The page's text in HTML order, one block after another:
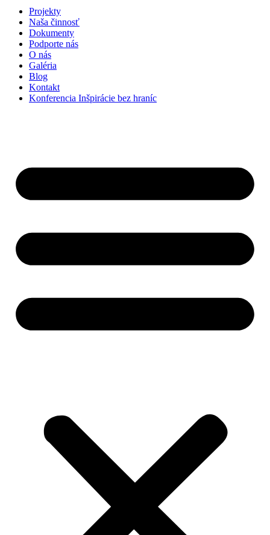
Projekty
Naša činnosť
Dokumenty
Podporte nás
O nás
Galéria
Blog
Kontakt
Konferencia Inšpirácie bez hraníc